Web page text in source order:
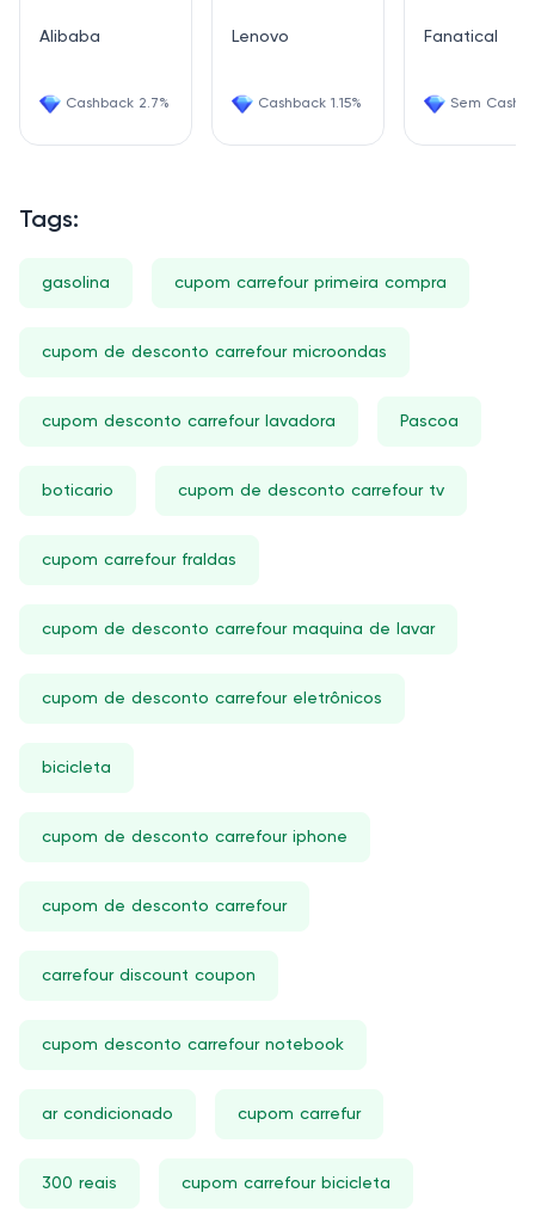
Alibaba
Cashback 2.7%
Lenovo
Cashback 1.15%
Fanatical
Sem
Tags:
gasolina cupom carrefour primeira compra
cupom de desconto carrefour microondas
cupom desconto carrefour lavadora Pascoa
boticario cupom de desconto carrefour tv
cupom carrefour fraldas
cupom de desconto carrefour maquina de lavar
cupom de desconto carrefour eletrônicos
bicicleta
cupom de desconto carrefour iphone
cupom de desconto carrefour
carrefour discount coupon
cupom desconto carrefour notebook
ar condicionado cupom carrefur
300 reais cupom carrefour bicicleta